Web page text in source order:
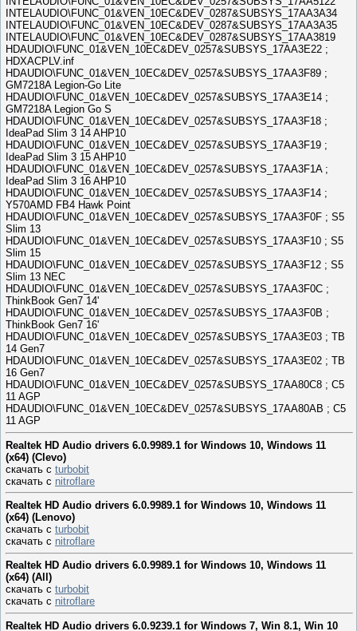
INTELAUDIO\FUNC_01&VEN_10EC&DEV_0287&SUBSYS_17AA3A34
INTELAUDIO\FUNC_01&VEN_10EC&DEV_0287&SUBSYS_17AA3A35
INTELAUDIO\FUNC_01&VEN_10EC&DEV_0287&SUBSYS_17AA3819
HDAUDIO\FUNC_01&VEN_10EC&DEV_0257&SUBSYS_17AA3E22 ;
HDXACPLV.inf
HDAUDIO\FUNC_01&VEN_10EC&DEV_0257&SUBSYS_17AA3F89 ;
GM7218A Legion-Go Lite
HDAUDIO\FUNC_01&VEN_10EC&DEV_0257&SUBSYS_17AA3E14 ;
GM7218A Legion Go S
HDAUDIO\FUNC_01&VEN_10EC&DEV_0257&SUBSYS_17AA3F18 ;
IdeaPad Slim 3 14 AHP10
HDAUDIO\FUNC_01&VEN_10EC&DEV_0257&SUBSYS_17AA3F19 ;
IdeaPad Slim 3 15 AHP10
HDAUDIO\FUNC_01&VEN_10EC&DEV_0257&SUBSYS_17AA3F1A ;
IdeaPad Slim 3 16 AHP10
HDAUDIO\FUNC_01&VEN_10EC&DEV_0257&SUBSYS_17AA3F14 ;
Y570AMD FB4 Hawk Point
HDAUDIO\FUNC_01&VEN_10EC&DEV_0257&SUBSYS_17AA3F0F ; S5
Slim 13
HDAUDIO\FUNC_01&VEN_10EC&DEV_0257&SUBSYS_17AA3F10 ; S5
Slim 15
HDAUDIO\FUNC_01&VEN_10EC&DEV_0257&SUBSYS_17AA3F12 ; S5
Slim 13 NEC
HDAUDIO\FUNC_01&VEN_10EC&DEV_0257&SUBSYS_17AA3F0C ;
ThinkBook Gen7 14'
HDAUDIO\FUNC_01&VEN_10EC&DEV_0257&SUBSYS_17AA3F0B ;
ThinkBook Gen7 16'
HDAUDIO\FUNC_01&VEN_10EC&DEV_0257&SUBSYS_17AA3E03 ; TB
14 Gen7
HDAUDIO\FUNC_01&VEN_10EC&DEV_0257&SUBSYS_17AA3E02 ; TB
16 Gen7
HDAUDIO\FUNC_01&VEN_10EC&DEV_0257&SUBSYS_17AA80C8 ; C5
11 AGP
HDAUDIO\FUNC_01&VEN_10EC&DEV_0257&SUBSYS_17AA80AB ; C5
11 AGP
Realtek HD Audio drivers 6.0.9989.1 for Windows 10, Windows 11
(x64) (Clevo)
скачать с turbobit
скачать с nitroflare
Realtek HD Audio drivers 6.0.9989.1 for Windows 10, Windows 11
(x64) (Lenovo)
скачать с turbobit
скачать с nitroflare
Realtek HD Audio drivers 6.0.9989.1 for Windows 10, Windows 11
(x64) (All)
скачать с turbobit
скачать с nitroflare
Realtek HD Audio drivers 6.0.9239.1 for Windows 7, Win 8.1, Win 10